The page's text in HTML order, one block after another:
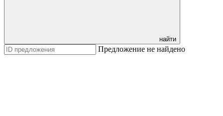
найти
Предложение не найдено